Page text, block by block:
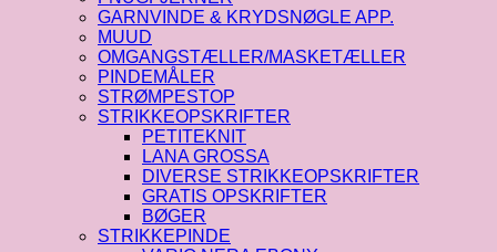
GARNVINDE & KRYDSNØGLE APP.
MUUD
OMGANGSTÆLLER/MASKETÆLLER
PINDEMÅLER
STRØMPESTOP
STRIKKEOPSKRIFTER
PETITEKNIT
LANA GROSSA
DIVERSE STRIKKEOPSKRIFTER
GRATIS OPSKRIFTER
BØGER
STRIKKEPINDE